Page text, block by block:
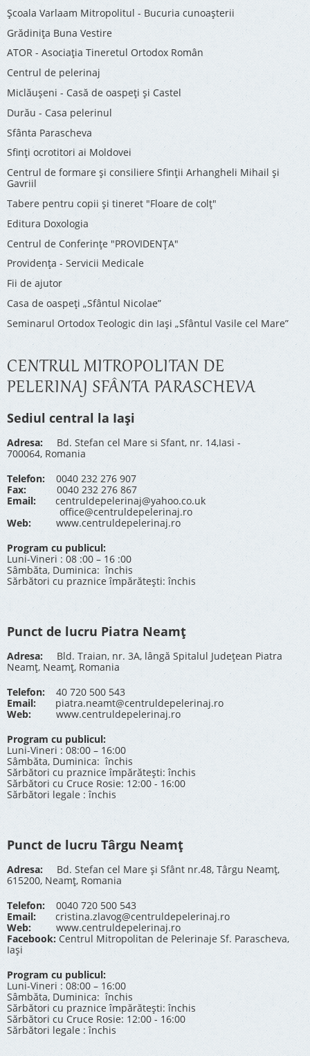
Şcoala Varlaam Mitropolitul - Bucuria cunoaşterii
Grădinița Buna Vestire
ATOR - Asociaţia Tineretul Ortodox Român
Centrul de pelerinaj
Miclăușeni - Casă de oaspeţi şi Castel
Durău - Casa pelerinul
Sfânta Parascheva
Sfinți ocrotitori ai Moldovei
Centrul de formare și consiliere Sfinții Arhangheli Mihail și
Gavriil
Tabere pentru copii şi tineret "Floare de colţ"
Editura Doxologia
Centrul de Conferinţe "PROVIDENŢA"
Providenţa - Servicii Medicale
Fii de ajutor
Casa de oaspeți „Sfântul Nicolae”
Seminarul Ortodox Teologic din Iași „Sfântul Vasile cel Mare”
CENTRUL MITROPOLITAN DE
PELERINAJ SFÂNTA PARASCHEVA
Sediul central la Iași
Adresa: Bd. Stefan cel Mare si Sfant, nr. 14,Iasi -
700064, Romania
Telefon: 0040 232 276 907
Fax: 0040 232 276 867
Email:
centruldepelerinaj@yahoo.co.uk
office@centruldepelerinaj.ro
Web:
www.centruldepelerinaj.ro
Program cu publicul:
Luni-Vineri : 08 :00 – 16 :00
Sâmbăta, Duminica: închis
Sărbători cu praznice împărătești: închis
Punct de lucru Piatra Neamț
Adresa: Bld. Traian, nr. 3A, lângă Spitalul Județean Piatra
Neamț, Neamț, Romania
Telefon:40 720 500 543
Email:
piatra.neamt@centruldepelerinaj.ro
Web:
www.centruldepelerinaj.ro
Program cu publicul:
Luni-Vineri : 08:00 – 16:00
Sâmbăta, Duminica: închis
Sărbători cu praznice împărătești: închis
Sărbători cu Cruce Rosie: 12:00 - 16:00
Sărbători legale : închis
Punct de lucru Târgu Neamț
Adresa: Bd. Stefan cel Mare și Sfânt nr.48, Târgu Neamț,
615200, Neamț, Romania
Telefon: 0040 720 500 543
Email:
cristina.zlavog@centruldepelerinaj.ro
Web:
www.centruldepelerinaj.ro
Facebook: Centrul Mitropolitan de Pelerinaje Sf. Parascheva,
Iași
Program cu publicul:
Luni-Vineri : 08:00 – 16:00
Sâmbăta, Duminica: închis
Sărbători cu praznice împărătești: închis
Sărbători cu Cruce Rosie: 12:00 - 16:00
Sărbători legale : închis